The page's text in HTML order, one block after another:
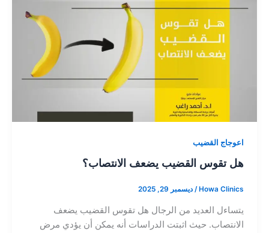
اعوجاج القضيب
هل تقوس القضيب يضعف الانتصاب؟
Howa Clinics
/ ديسمبر 29, 2025
يتساءل العديد من الرجال هل تقوس القضيب يضعف
الانتصاب. حيث اثبتت الدراسات أنه يمكن أن يؤدي مرض